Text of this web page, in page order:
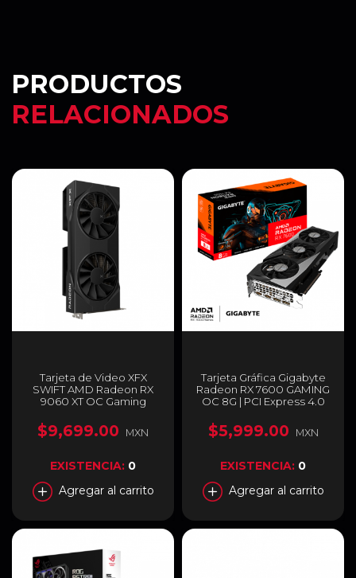
PRODUCTOS
RELACIONADOS
Tarjeta de Video XFX
SWIFT AMD Radeon RX
9060 XT OC Gaming
Express 5.0 | 128 Bits |
Negro | RX-96TSW16BQ
$9,699.00 MXN
EXISTENCIA: 0
Agregar al carrito
Tarjeta Gráfica Gigabyte
Radeon RX 7600 GAMING
OC 8G | PCI Express 4.0
256-bit | GV-R76GAMING
OC-8GD
$5,999.00 MXN
EXISTENCIA: 0
Agregar al carrito